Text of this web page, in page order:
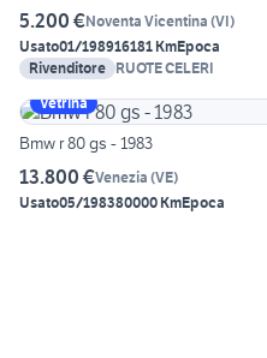
5.200 €Noventa Vicentina (VI)
Usato01/198916181 KmEpoca
Rivenditore RUOTE CELERI
Vetrina
Bmw r 80 gs - 1983
13.800 €Venezia (VE)
Usato05/198380000 KmEpoca